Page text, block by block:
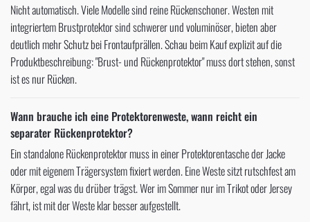
Nicht automatisch. Viele Modelle sind reine Rückenschoner. Westen mit
integriertem Brustprotektor sind schwerer und voluminöser, bieten aber
deutlich mehr Schutz bei Frontaufprällen. Schau beim Kauf explizit auf die
Produktbeschreibung: "Brust- und Rückenprotektor" muss dort stehen, sonst
ist es nur Rücken.
Wann brauche ich eine Protektorenweste, wann reicht ein
separater Rückenprotektor?
Ein standalone Rückenprotektor muss in einer Protektorentasche der Jacke
oder mit eigenem Trägersystem fixiert werden. Eine Weste sitzt rutschfest am
Körper, egal was du drüber trägst. Wer im Sommer nur im Trikot oder Jersey
fährt, ist mit der Weste klar besser aufgestellt.